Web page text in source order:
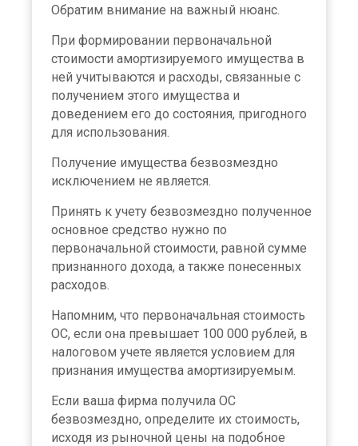
Обратим внимание на важный нюанс.
При формировании первоначальной
стоимости амортизируемого имущества в
ней учитываются и расходы, связанные с
получением этого имущества и
доведением его до состояния, пригодного
для использования.
Получение имущества безвозмездно
исключением не является.
Принять к учету безвозмездно полученное
основное средство нужно по
первоначальной стоимости, равной сумме
признанного дохода, а также понесенных
расходов.
Напомним, что первоначальная стоимость
ОС, если она превышает 100 000 рублей, в
налоговом учете является условием для
признания имущества амортизируемым.
Если ваша фирма получила ОС
безвозмездно, определите их стоимость,
исходя из рыночной цены на подобное